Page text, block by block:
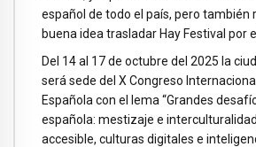
español de todo el país, pero también
buena idea trasladar Hay Festival por
Del 14 al 17 de octubre del 2025 la
será sede del X Congreso
Española con el lema “Grandes
española: mestizaje e
accesible, culturas digitales e